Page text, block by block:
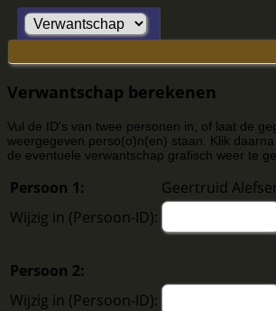
Verwantschap berekenen
Vul de ID's van twee personen in, of laat de
weergegeven perso(o)n(en) staan. Klik
de eventuele verwantschap grafisch weer te
Persoon 1:
Geertruid
Wijzig in (Persoon-ID):
Persoon 2:
Wijzig in (Persoon-ID):